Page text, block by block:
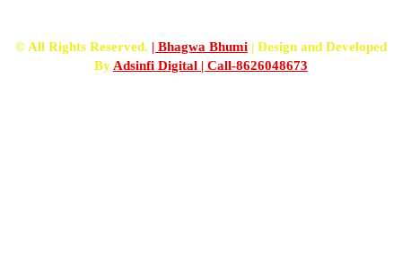
© All Rights Reserved. | Bhagwa Bhumi | Design and Developed
By Adsinfi Digital | Call-8626048673